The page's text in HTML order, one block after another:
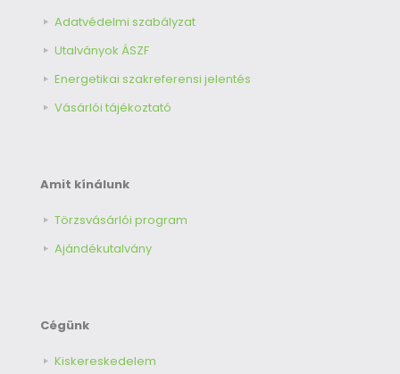
Adatvédelmi szabályzat
Utalványok ÁSZF
Energetikai szakreferensi jelentés
Vásárlói tájékoztató
Amit kínálunk
Törzsvásárlói program
Ajándékutalvány
Cégünk
Kiskereskedelem